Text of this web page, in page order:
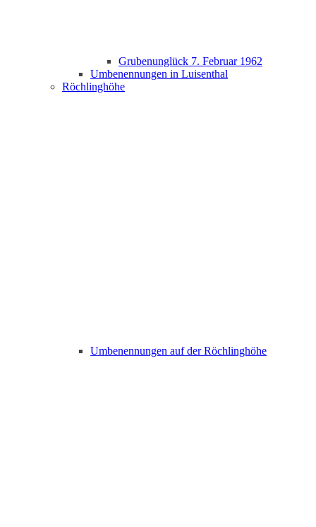
Grubenunglück 7. Februar 1962
Umbenennungen in Luisenthal
Röchlinghöhe
Umbenennungen auf der Röchlinghöhe